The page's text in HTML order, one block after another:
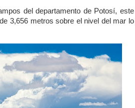
del departamento de Potosí, este
3,656 metros sobre el nivel del mar lo